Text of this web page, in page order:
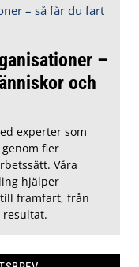
–
och
experter som
fler
Våra
hjälper
framfart, från